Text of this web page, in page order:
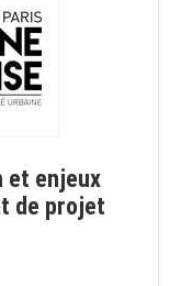
et enjeux
de projet